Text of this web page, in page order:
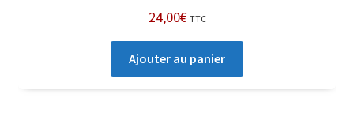
24,00€ TTC
Ajouter au panier